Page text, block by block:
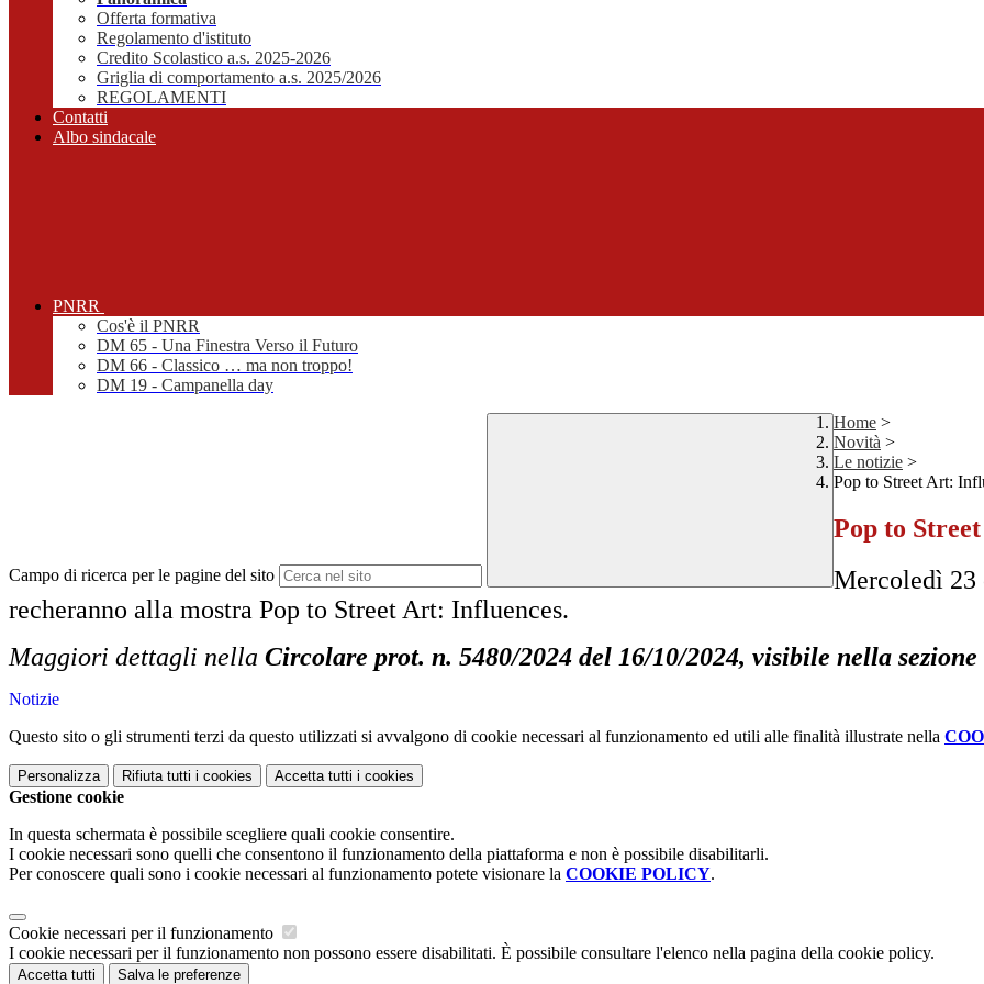
Offerta formativa
Regolamento d'istituto
Credito Scolastico a.s. 2025-2026
Griglia di comportamento a.s. 2025/2026
REGOLAMENTI
Contatti
Albo sindacale
PNRR
Cos'è il PNRR
DM 65 - Una Finestra Verso il Futuro
DM 66 - Classico … ma non troppo!
DM 19 - Campanella day
Campo di ricerca per le pagine del sito
Home >
Novità >
Le notizie >
Pop to Street Art:
Pop to
Mercoledì 23
recheranno alla mostra Pop to Street Art: Influences.
Maggiori dettagli nella Circolare prot. n. 5480/2024 del 16/10/2024, visibile nella sezione
Notizie
Questo sito o gli strumenti terzi da questo utilizzati si avvalgono di cookie necessari al funzionamento ed utili alle finalità illustrate nella
Personalizza Rifiuta tutti i cookies Accetta tutti i cookies
Gestione cookie
In questa schermata è possibile scegliere quali cookie consentire.
I cookie necessari sono quelli che consentono il funzionamento della piattaforma e non è possibile disabilitarli.
Per conoscere quali sono i cookie necessari al funzionamento potete visionare la COOKIE POLICY.
Cookie necessari per il funzionamento
I cookie necessari per il funzionamento non possono essere disabilitati. È possibile consultare l'elenco nella pagina della cookie policy.
Accetta tutti Salva le preferenze